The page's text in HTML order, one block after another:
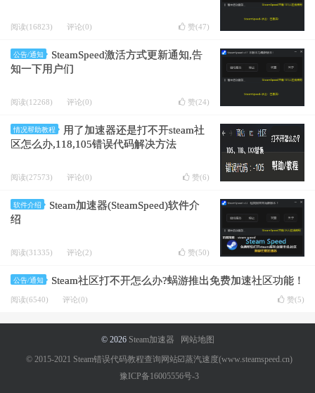
阅读(16823) 评论(0) 赞(47)
公告/通知
SteamSpeed激活方式更新通知,告
知一下用户们
阅读(12268) 评论(0) 赞(24)
情况帮助教程
用了加速器还是打不开steam社
区怎么办,118,105错误代码解决方法
阅读(27573) 评论(0) 赞(6)
软件介绍
Steam加速器(SteamSpeed)软件介
绍
阅读(31335) 评论(2) 赞(50)
公告/通知 Steam社区打不开怎么办?蜗游推出免费加速社区功能！
阅读(6540) 评论(0) 赞(5)
© 2026 Steam加速器
网站地图
© 2015-2021 Steam错误代码教程查询网站☑️蒸汽速度(www.steamspeed.cn)
豫ICP备16005556号-3